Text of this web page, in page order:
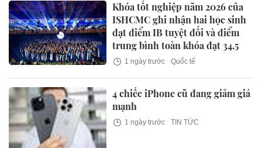
Khóa tốt nghiệp năm 2026 của
ISHCMC ghi nhận hai học sinh
đạt điểm IB tuyệt đối và điểm
trung bình toàn khóa đạt 34,5
1 ngày trước Quốc tế
4 chiếc iPhone cũ đang giảm giá
mạnh
1 ngày trước TIN TỨC